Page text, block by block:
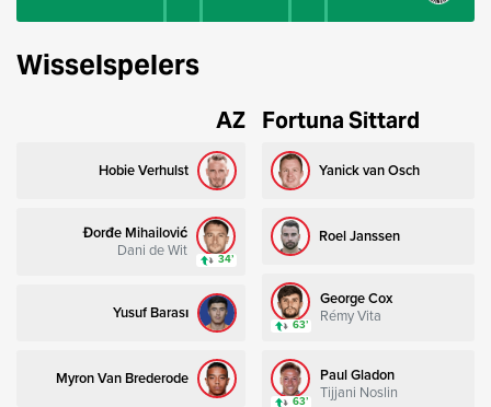
Wisselspelers
AZ
Hobie Verhulst
Đorđe Mihailović
Dani de Wit
34’
Yusuf Barası
Myron Van Brederode
Fortuna Sittard
Yanick van Osch
Roel Janssen
George Cox
Rémy Vita
63’
Paul Gladon
Tijjani Noslin
63’